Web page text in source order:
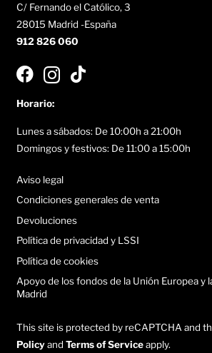
C/ Fernando el Católico, 3
28015 Madrid -España
912 826 060
Horario:
Lunes a sábados: De 10:00h a 21:00h
Domingos y festivos: De 11:00 a 15:00h
Aviso legal
Condiciones generales de venta
Devoluciones
Política de privacidad y LSSI
Política de cookies
Apoyo de los fondos de la Unión Europea y
Madrid
This site is protected by reCAPTCHA and
Policyand Terms of Serviceapply.